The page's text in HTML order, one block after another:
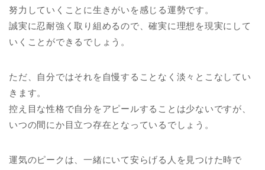
努力していくことに生きがいを感じる運勢です。
誠実に忍耐強く取り組めるので、確実に理想を現実にして
いくことができるでしょう。
ただ、自分ではそれを自慢することなく淡々とこなしてい
きます。
控え目な性格で自分をアピールすることは少ないですが、
いつの間にか目立つ存在となっているでしょう。
運気のピークは、一緒にいて安らげる人を見つけた時で